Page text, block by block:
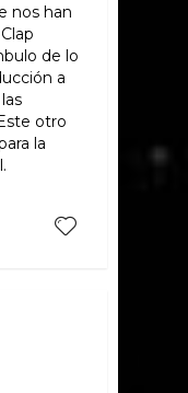
nos han
de lo
a
otro
la